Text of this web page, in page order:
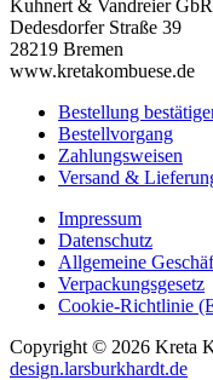
Kuhnert & Vandreier GbR
Dedesdorfer Straße 39
28219 Bremen
www.kretakombuese.de
Bestellung
Bestellvorgang
Zahlungsweisen
Versand &
Impressum
Datenschutz
Allgemeine
Verpackungsgesetz
Cookie-Richtlinie
Copyright © 2026 Kreta
design.larsburkhardt.de